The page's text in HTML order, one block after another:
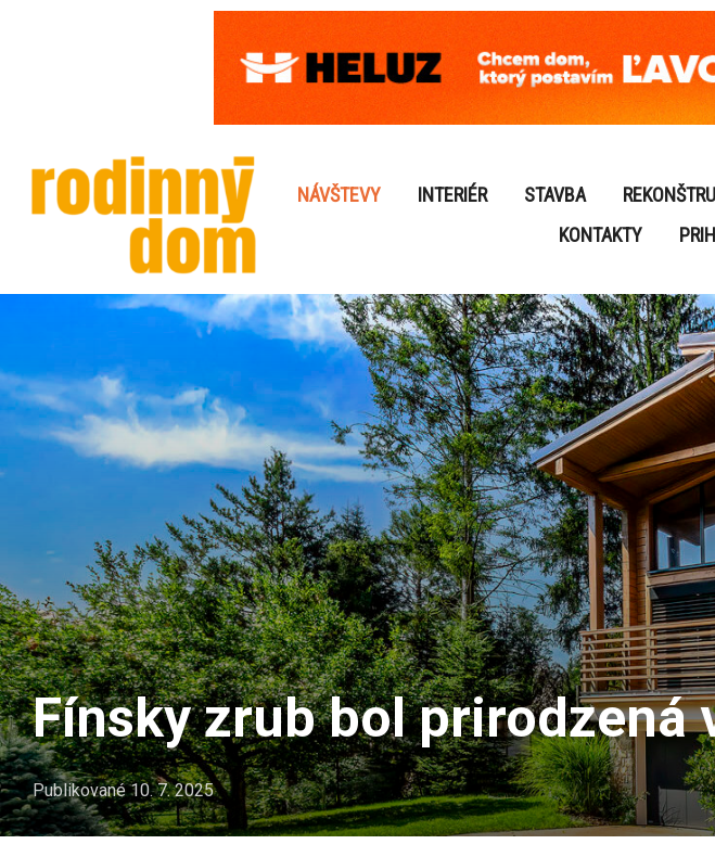
NÁVŠTEVY INTERIÉR STAVBA
KONTAKTY
Fínsky zrub bol prirodzená
Publikované10. 7. 2025